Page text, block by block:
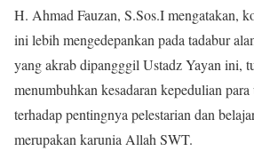
H. Ahmad Fauzan, S.Sos.I mengatakan,
ini lebih mengedepankan pada tadabur
yang akrab dipangggil Ustadz Yayan ini,
menumbuhkan kesadaran kepedulian para
terhadap pentingnya pelestarian dan
merupakan karunia Allah SWT.